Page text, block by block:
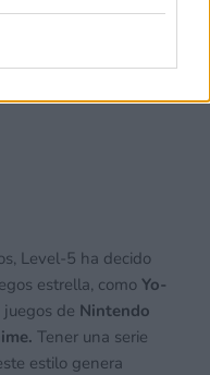
Level-5 ha decido
estrella, como Yo-
de Nintendo
Tener una serie
estilo genera